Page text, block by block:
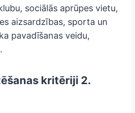
sociālās aprūpes vietu,
aizsardzības, sporta un
pavadīšanas veidu,
kritēriji 2.